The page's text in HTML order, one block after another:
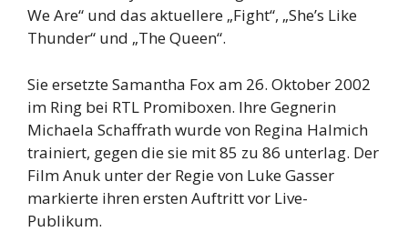
We Are“ und das aktuellere „Fight“, „She’s Like
Thunder“ und „The Queen“.
Sie ersetzte Samantha Fox am 26. Oktober 2002
im Ring bei RTL Promiboxen. Ihre Gegnerin
Michaela Schaffrath wurde von Regina Halmich
trainiert, gegen die sie mit 85 zu 86 unterlag. Der
Film Anuk unter der Regie von Luke Gasser
markierte ihren ersten Auftritt vor Live-
Publikum.